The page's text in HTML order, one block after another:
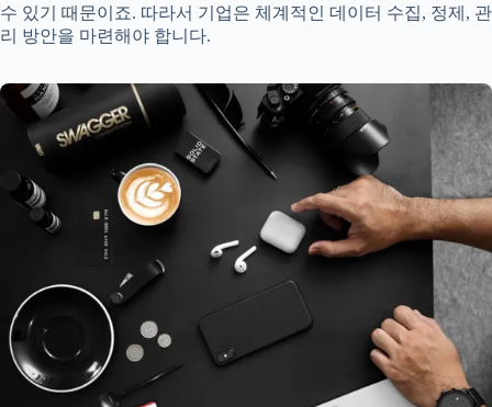
수 있기 때문이죠. 따라서 기업은 체계적인 데이터 수집, 정제, 관
리 방안을 마련해야 합니다.